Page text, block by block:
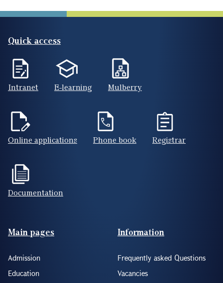
Quick access
Intranet E-learning Mulberry
Online applications Phone book Registrar
Documentation
Footer(ENG)
Main pages
Admission
Education
Information
Frequently asked Questions
Vacancies